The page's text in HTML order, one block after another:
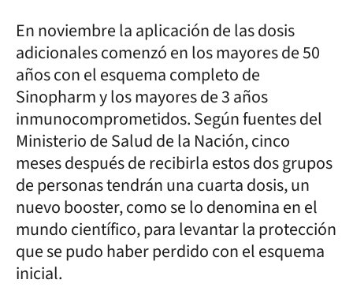
En noviembre la aplicación de las dosis
adicionales comenzó en los mayores de 50
años con el esquema completo de
Sinopharm y los mayores de 3 años
inmunocomprometidos. Según fuentes del
Ministerio de Salud de la Nación, cinco
meses después de recibirla estos dos grupos
de personas tendrán una cuarta dosis, un
nuevo booster, como se lo denomina en el
mundo científico, para levantar la protección
que se pudo haber perdido con el esquema
inicial.